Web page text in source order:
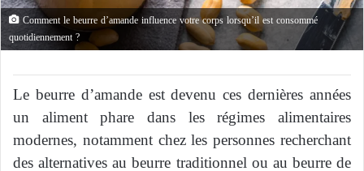
Comment le beurre d’amande influence votre corps lorsqu’il est consommé
quotidiennement ?
Le beurre d’amande est devenu ces dernières années
un aliment phare dans les régimes alimentaires
modernes, notamment chez les personnes recherchant
des alternatives au beurre traditionnel ou au beurre de